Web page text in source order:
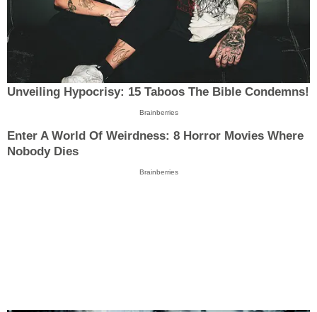
Unveiling Hypocrisy: 15 Taboos The Bible Condemns!
Brainberries
Enter A World Of Weirdness: 8 Horror Movies Where
Nobody Dies
Brainberries